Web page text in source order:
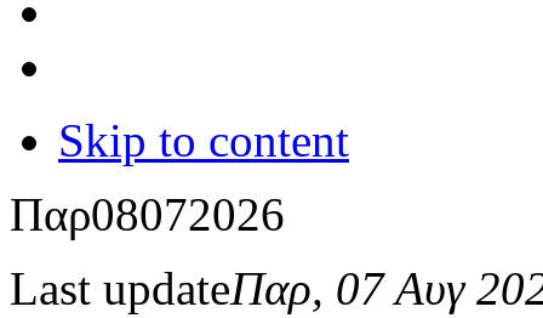
Skip to content
Παρ08072026
Last updateΠαρ, 07 Αυγ